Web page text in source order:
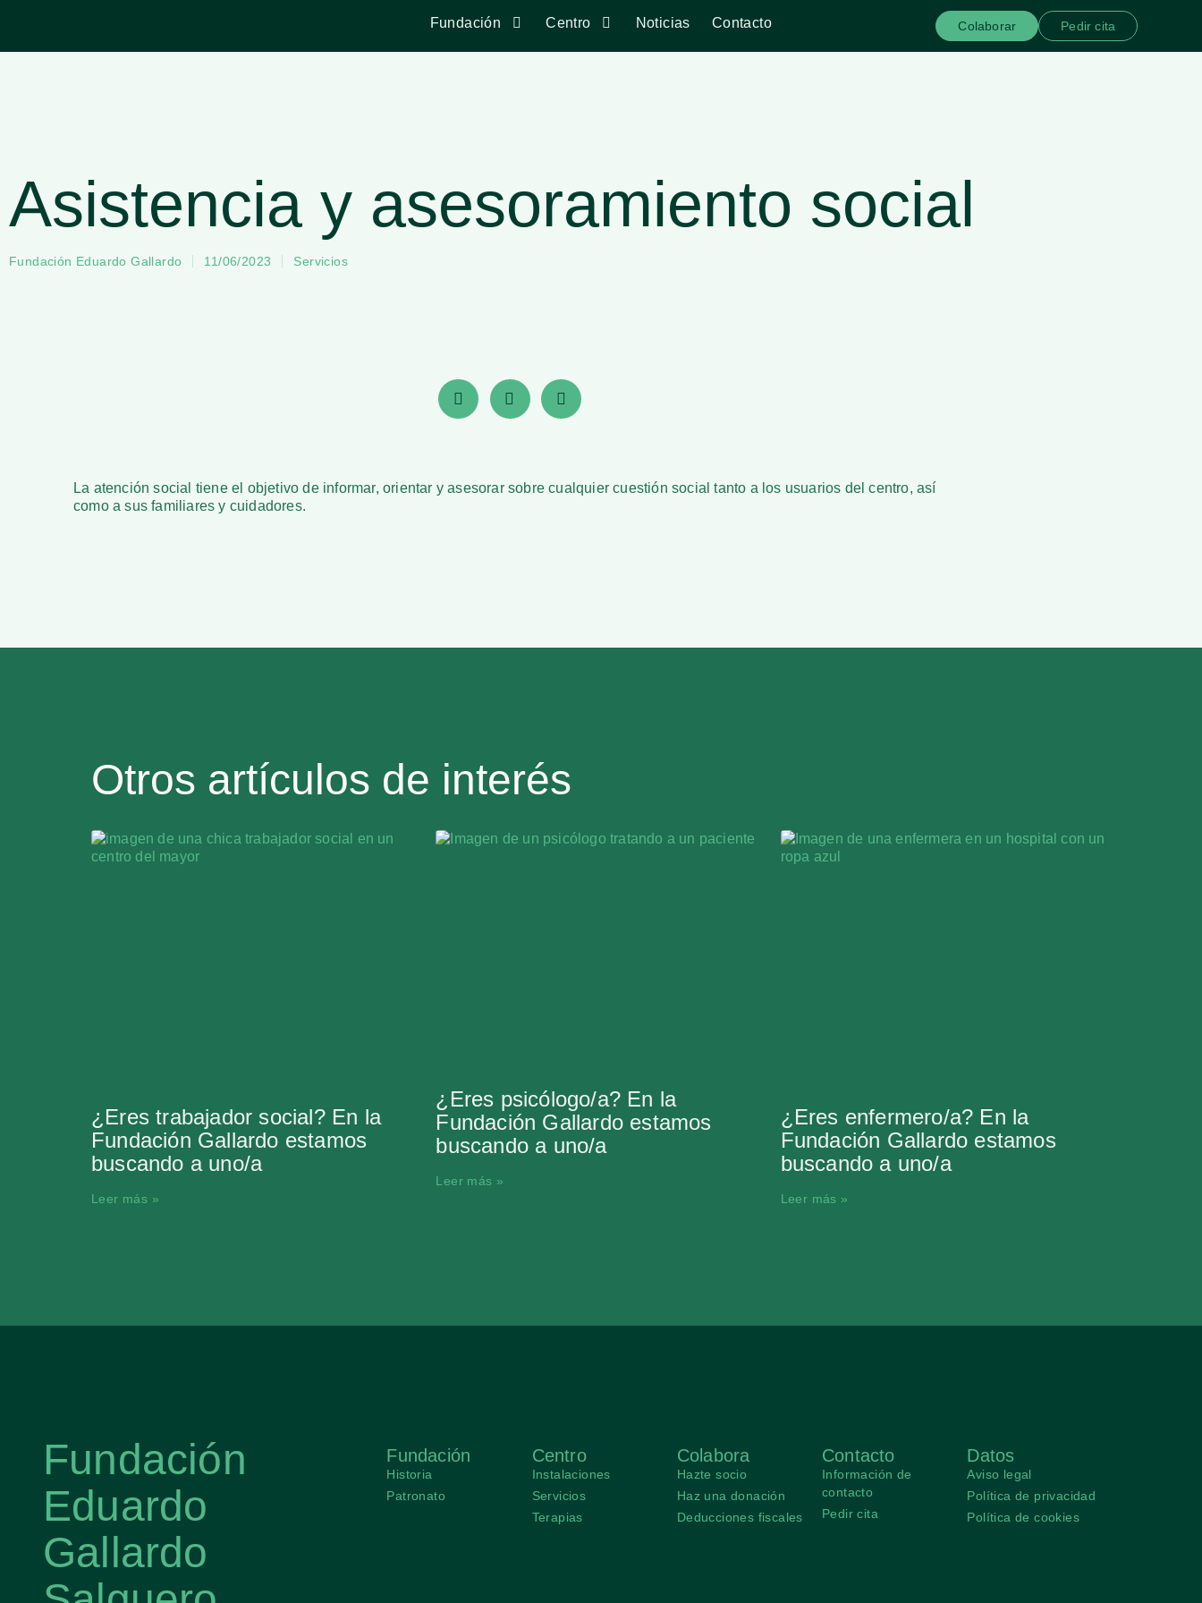
Fundación Centro Noticias Contacto Colaborar Pedir cita
Asistencia y asesoramiento social
Fundación Eduardo Gallardo 11/06/2023 Servicios
La atención social tiene el objetivo de informar, orientar y asesorar sobre cualquier cuestión social tanto a los usuarios del centro, así
como a sus familiares y cuidadores.
Otros artículos de interés
¿Eres trabajador social? En la
Fundación Gallardo estamos
buscando a uno/a
Leer más »
¿Eres psicólogo/a? En la
Fundación Gallardo estamos
buscando a uno/a
Leer más »
¿Eres enfermero/a? En la
Fundación Gallardo estamos
buscando a uno/a
Leer más »
Fundación
Eduardo
Gallardo
Fundación
Historia
Patronato
Centro
Instalaciones
Servicios
Terapias
Colabora
Hazte socio
Haz una donación
Deducciones fiscales
Contacto
Información de
contacto
Pedir cita
Datos
Aviso legal
Política de privacidad
Política de cookies